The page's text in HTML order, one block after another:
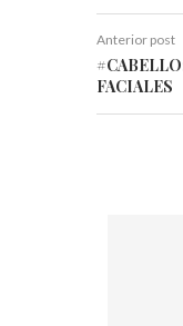
Anterior post
FACIALES